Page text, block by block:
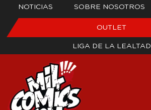
NOTICIAS SOBRE NOSOTROS
OUTLET
LIGA DE LA LEALTAD